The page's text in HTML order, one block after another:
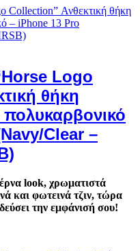
Logo
θήκη
Clear –
look, χρωματιστά
και φωτεινά τζιν, τώρα
την εμφάνισή σου!